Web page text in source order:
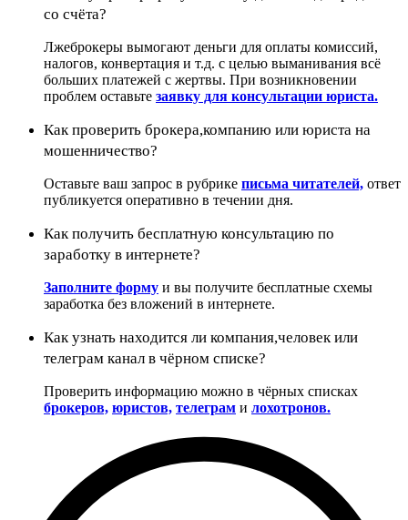
со счёта?
Лжеброкеры вымогают деньги для оплаты комиссий,
налогов, конвертация и т.д. с целью выманивания всё
больших платежей с жертвы. При возникновении
проблем оставьте заявку для консультации юриста.
Как проверить брокера,компанию или юриста на
мошенничество?
Оставьте ваш запрос в рубрике письма читателей, ответ
публикуется оперативно в течении дня.
Как получить бесплатную консультацию по
заработку в интернете?
Заполните форму и вы получите бесплатные схемы
заработка без вложений в интернете.
Как узнать находится ли компания,человек или
телеграм канал в чёрном списке?
Проверить информацию можно в чёрных списках
брокеров, юристов, телеграм и лохотронов.